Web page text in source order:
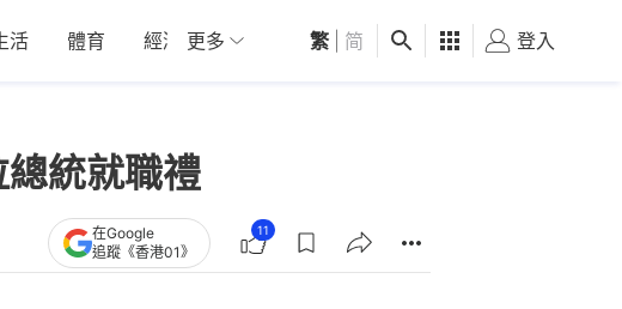
活 體育 經濟 01深圳 觀點 健康 好食玩飛
更多 繁 简 登入
統就職禮
在Google
追蹤《香港01》
11